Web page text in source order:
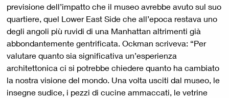
previsione dell’impatto che il museo avrebbe avuto sul suo
quartiere, quel Lower East Side che all’epoca restava uno
degli angoli più ruvidi di una Manhattan altrimenti già
abbondantemente gentrificata. Ockman scriveva: “Per
valutare quanto sia significativa un’esperienza
architettonica ci si potrebbe chiedere quanto ha cambiato
la nostra visione del mondo. Una volta usciti dal museo, le
insegne sudice, i pezzi di cucine ammaccati, le vetrine